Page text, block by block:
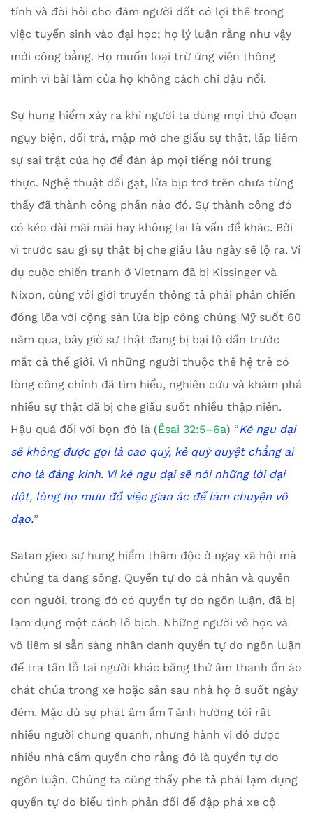
tính và đòi hỏi cho đám người dốt có lợi thế trong
việc tuyển sinh vào đại học; họ lý luận rằng như vậy
mới công bằng. Họ muốn loại trừ ứng viên thông
minh vì bài làm của họ không cách chi đậu nổi.
Sự hung hiểm xảy ra khi người ta dùng mọi thủ đoạn
ngụy biện, dối trá, mập mờ che giấu sự thật, lấp liếm
sự sai trật của họ để đàn áp mọi tiếng nói trung
thực. Nghệ thuật dối gạt, lừa bịp trơ trẽn chưa từng
thấy đã thành công phần nào đó. Sự thành công đó
có kéo dài mãi mãi hay không lại là vấn đề khác. Bởi
vì trước sau gì sự thật bị che giấu lâu ngày sẽ lộ ra. Ví
dụ cuộc chiến tranh ở Vietnam đã bị Kissinger và
Nixon, cùng với giới truyền thông tả phái phản chiến
đồng lõa với cộng sản lừa bịp công chúng Mỹ suốt 60
năm qua, bây giờ sự thật đang bị bại lộ dần trước
mắt cả thế giới. Vì những người thuộc thế hệ trẻ có
lòng công chính đã tìm hiểu, nghiên cứu và khám phá
nhiều sự thật đã bị che giấu suốt nhiều thập niên.
Hậu quả đối với bọn đó là (Êsai 32:5–6a) “Kẻ ngu dại
sẽ không được gọi là cao quý, kẻ quỷ quyệt chẳng ai
cho là đáng kính. Vì kẻ ngu dại sẽ nói những lời dại
dột, lòng họ mưu đồ việc gian ácđể làm chuyện vô
đạo.”
Satan gieo sự hung hiểm thâm độc ở ngay xã hội mà
chúng ta đang sống. Quyền tự do cá nhân và quyền
con người, trong đó có quyền tự do ngôn luận, đã bị
lạm dụng một cách lố bịch. Những người vô học và
vô liêm sỉ sẵn sàng nhân danh quyền tự do ngôn luận
để tra tấn lỗ tai người khác bằng thứ âm thanh ồn ào
chát chúa trong xe hoặc sân sau nhà họ ở suốt ngày
đêm. Mặc dù sự phát âm ầm ĩ ảnh hưởng tới rất
nhiều người chung quanh, nhưng hành vi đó được
nhiều nhà cầm quyền cho rằng đó là quyền tự do
ngôn luận. Chúng ta cũng thấy phe tả phái lạm dụng
quyền tự do biểu tình phản đối để đập phá xe cộ